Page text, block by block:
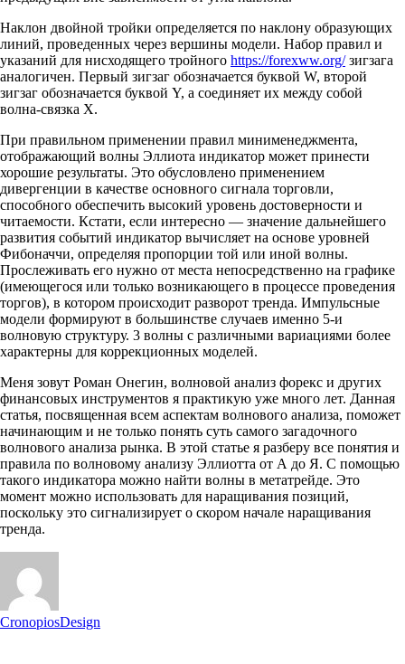
Наклон двойной тройки определяется по наклону образующих
линий, проведенных через вершины модели. Набор правил и
указаний для нисходящего тройного https://forexww.org/зигзага
аналогичен. Первый зигзаг обозначается буквой W, второй
зигзаг обозначается буквой Y, а соединяет их между собой
волна-связка X.
При правильном применении правил минименеджмента,
отображающий волны Эллиота индикатор может принести
хорошие результаты. Это обусловлено применением
дивергенции в качестве основного сигнала торговли,
способного обеспечить высокий уровень достоверности и
читаемости. Кстати, если интересно — значение дальнейшего
развития событий индикатор вычисляет на основе уровней
Фибоначчи, определяя пропорции той или иной волны.
Прослеживать его нужно от места непосредственно на графике
(имеющегося или только возникающего в процессе проведения
торгов), в котором происходит разворот тренда. Импульсные
модели формируют в большинстве случаев именно 5-и
волновую структуру. 3 волны с различными вариациями более
характерны для коррекционных моделей.
Меня зовут Роман Онегин, волновой анализ форекс и других
финансовых инструментов я практикую уже много лет. Данная
статья, посвященная всем аспектам волнового анализа, поможет
начинающим и не только понять суть самого загадочного
волнового анализа рынка. В этой статье я разберу все понятия и
правила по волновому анализу Эллиотта от А до Я. С помощью
такого индикатора можно найти волны в метатрейде. Это
момент можно использовать для наращивания позиций,
поскольку это сигнализирует о скором начале наращивания
тренда.
CronopiosDesign